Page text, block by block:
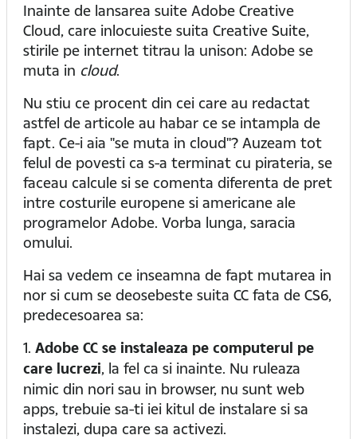
Inainte de lansarea suite Adobe Creative
Cloud, care inlocuieste suita Creative Suite,
stirile pe internet titrau la unison: Adobe se
muta in cloud.
Nu stiu ce procent din cei care au redactat
astfel de articole au habar ce se intampla de
fapt. Ce-i aia "se muta in cloud"? Auzeam tot
felul de povesti ca s-a terminat cu pirateria, se
faceau calcule si se comenta diferenta de pret
intre costurile europene si americane ale
programelor Adobe. Vorba lunga, saracia
omului.
Hai sa vedem ce inseamna de fapt mutarea in
nor si cum se deosebeste suita CC fata de CS6,
predecesoarea sa:
1. Adobe CC se instaleaza pe computerul pe
care lucrezi, la fel ca si inainte. Nu ruleaza
nimic din nori sau in browser, nu sunt web
apps, trebuie sa-ti iei kitul de instalare si sa
instalezi, dupa care sa activezi.